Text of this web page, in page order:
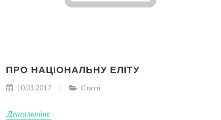
ПРО НАЦІОНАЛЬНУ ЕЛІТУ
10.01.2017 Статті
Детальніше